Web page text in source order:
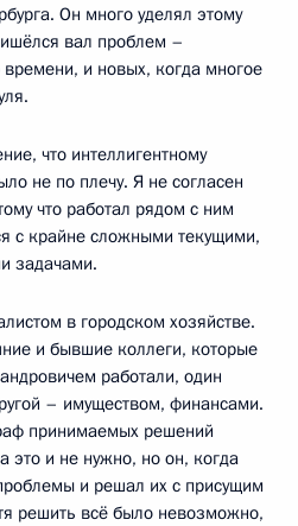
Он много уделял этому
вал проблем –
и новых, когда многое
что интеллигентному
не по плечу. Я не согласен
что работал рядом с ним
с крайне сложными текущими,
задачами.
в городском хозяйстве.
и бывшие коллеги, которые
работали, один
– имуществом, финансами.
принимаемых решений
это и не нужно, но он, когда
и решал их с присущим
решить всё было невозможно,